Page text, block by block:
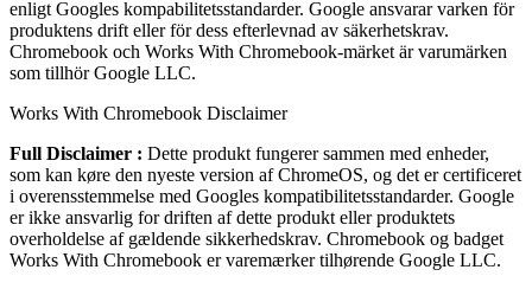
enligt Googles kompabilitetsstandarder. Google ansvarar varken för
produktens drift eller för dess efterlevnad av säkerhetskrav.
Chromebook och Works With Chromebook-märket är varumärken
som tillhör Google LLC.
Works With Chromebook Disclaimer
Full Disclaimer : Dette produkt fungerer sammen med enheder,
som kan køre den nyeste version af ChromeOS, og det er certificeret
i overensstemmelse med Googles kompatibilitetsstandarder. Google
er ikke ansvarlig for driften af dette produkt eller produktets
overholdelse af gældende sikkerhedskrav. Chromebook og badget
Works With Chromebook er varemærker tilhørende Google LLC.